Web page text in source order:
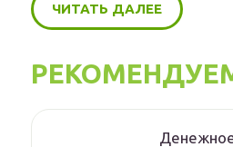
ЧИТАТЬ ДАЛЕЕ